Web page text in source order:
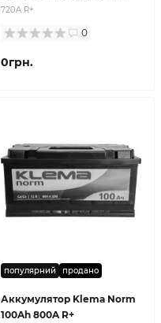
720A R+
0
0грн.
популярний продано
Аккумулятор Klema Norm
100Ah 800A R+